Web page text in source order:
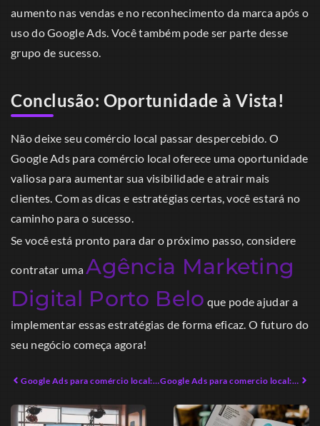
aumento nas vendas e no reconhecimento da marca após o
uso do Google Ads. Você também pode ser parte desse
grupo de sucesso.
Conclusão: Oportunidade à Vista!
Não deixe seu comércio local passar despercebido. O
Google Ads para comércio local oferece uma oportunidade
valiosa para aumentar sua visibilidade e atrair mais
clientes. Com as dicas e estratégias certas, você estará no
caminho para o sucesso.
Se você está pronto para dar o próximo passo, considere
contratar umaAgência Marketing
Digital Porto Belo que pode ajudar a
implementar essas estratégias de forma eficaz. O futuro do
seu negócio começa agora!
Google Ads para comércio local: Estratégias Eficazes para 2026 Google Ads para comercio local: Oportunidades e Desafios em 2026